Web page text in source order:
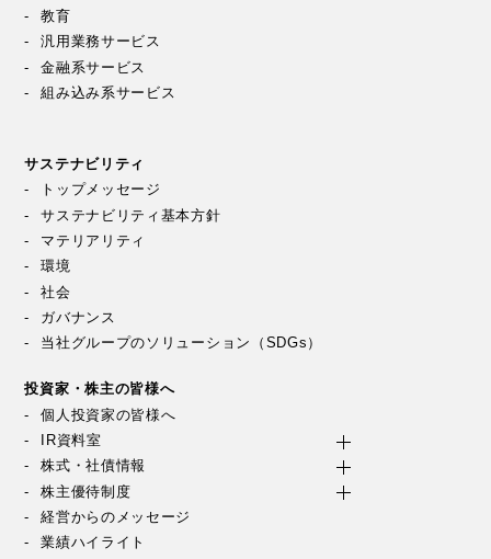
教育
汎用業務サービス
金融系サービス
組み込み系サービス
サステナビリティ
トップメッセージ
サステナビリティ基本方針
マテリアリティ
環境
社会
ガバナンス
当社グループのソリューション（SDGs）
投資家・株主の皆様へ
個人投資家の皆様へ
IR資料室
株式・社債情報
株主優待制度
経営からのメッセージ
業績ハイライト